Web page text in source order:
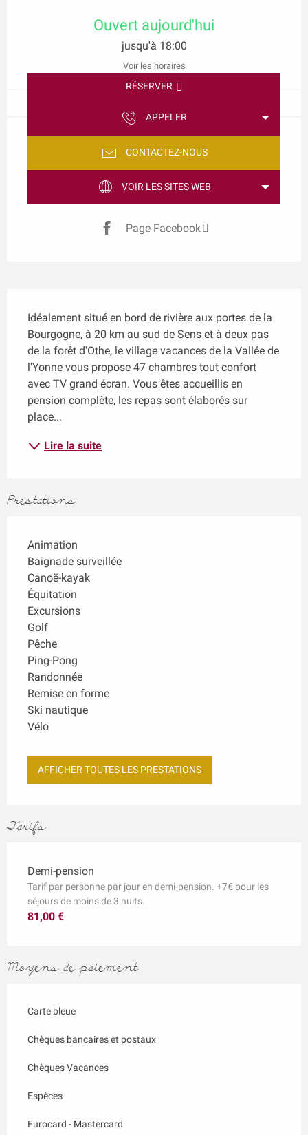
Ouvert aujourd'hui
jusqu'à 18:00
Voir les horaires
RÉSERVER
APPELER
CONTACTEZ-NOUS
VOIR LES SITES WEB
Page Facebook
Idéalement situé en bord de rivière aux portes de la
Bourgogne, à 20 km au sud de Sens et à deux pas
de la forêt d'Othe, le village vacances de la Vallée de
l'Yonne vous propose 47 chambres tout confort
avec TV grand écran. Vous êtes accueillis en
pension complète, les repas sont élaborés sur
place...
Lire la suite
Prestations
Animation
Baignade surveillée
Canoë-kayak
Équitation
Excursions
Golf
Pêche
Ping-Pong
Randonnée
Remise en forme
Ski nautique
Vélo
AFFICHER TOUTES LES PRESTATIONS
Tarifs
Demi-pension
Tarif par personne par jour en demi-pension. +7€ pour les
séjours de moins de 3 nuits.
81,00 €
Moyens de paiement
Carte bleue
Chèques bancaires et postaux
Chèques Vacances
Espèces
Eurocard - Mastercard